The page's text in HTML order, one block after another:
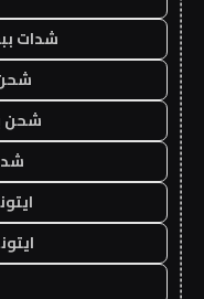
شدات
شحن